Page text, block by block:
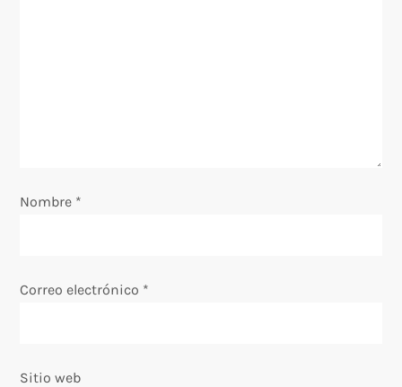
e
t
a
Nombre *
Correo electrónico *
Sitio web